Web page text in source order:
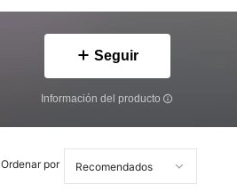
Seguir
Información del producto
Ordenar por